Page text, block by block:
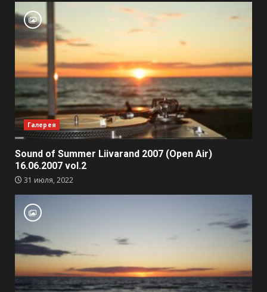
Галерея
Sound of Summer Liivarand 2007 (Open Air)
16.06.2007 vol.2
31 июля, 2022